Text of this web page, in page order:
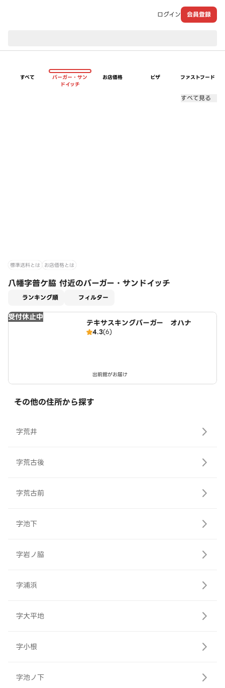
ログイン 会員登録
すべて
バーガー・サン
ドイッチ
お店価格 ピザ ファストフード
すべて見る
標準送料とは お店価格とは
八幡字普ケ脇 付近のバーガー・サンドイッチ
ランキング順 フィルター
受付休止中
テキサスキングバーガー オハナ
4.3(6)
出前館がお届け
その他の住所から探す
字荒井
字荒古後
字荒古前
字池下
字岩ノ脇
字浦浜
字大平地
字小根
字池ノ下